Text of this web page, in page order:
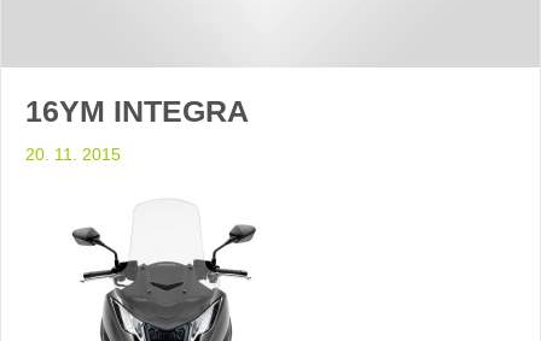
16YM INTEGRA
20. 11. 2015